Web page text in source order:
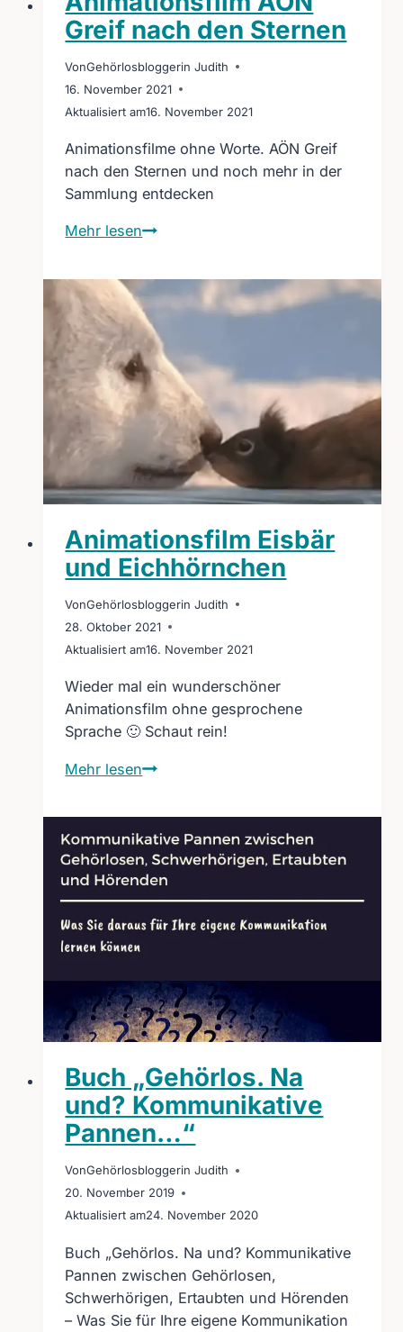
Greif nach den Sternen
VonGehörlosbloggerin Judith
16. November 2021
Aktualisiert am16. November 2021
Animationsfilme ohne Worte. AÖN Greif
nach den Sternen und noch mehr in der
Sammlung entdecken
Mehr lesenAnimationsfilm
Greif
nach
den
Sternen
Animationsfilm Eisbär
und Eichhörnchen
VonGehörlosbloggerin Judith
28. Oktober 2021
Aktualisiert am16. November 2021
Wieder mal ein wunderschöner
Animationsfilm ohne gesprochene
Sprache 🙂 Schaut rein!
Mehr lesenAnimationsfilm
und
Eichhörnchen
Buch „Gehörlos. Na
und? Kommunikative
Pannen…“
VonGehörlosbloggerin Judith
20. November 2019
Aktualisiert am24. November 2020
Buch „Gehörlos. Na und? Kommunikative
Pannen zwischen Gehörlosen,
Schwerhörigen, Ertaubten und Hörenden
– Was Sie für Ihre eigene Kommunikation